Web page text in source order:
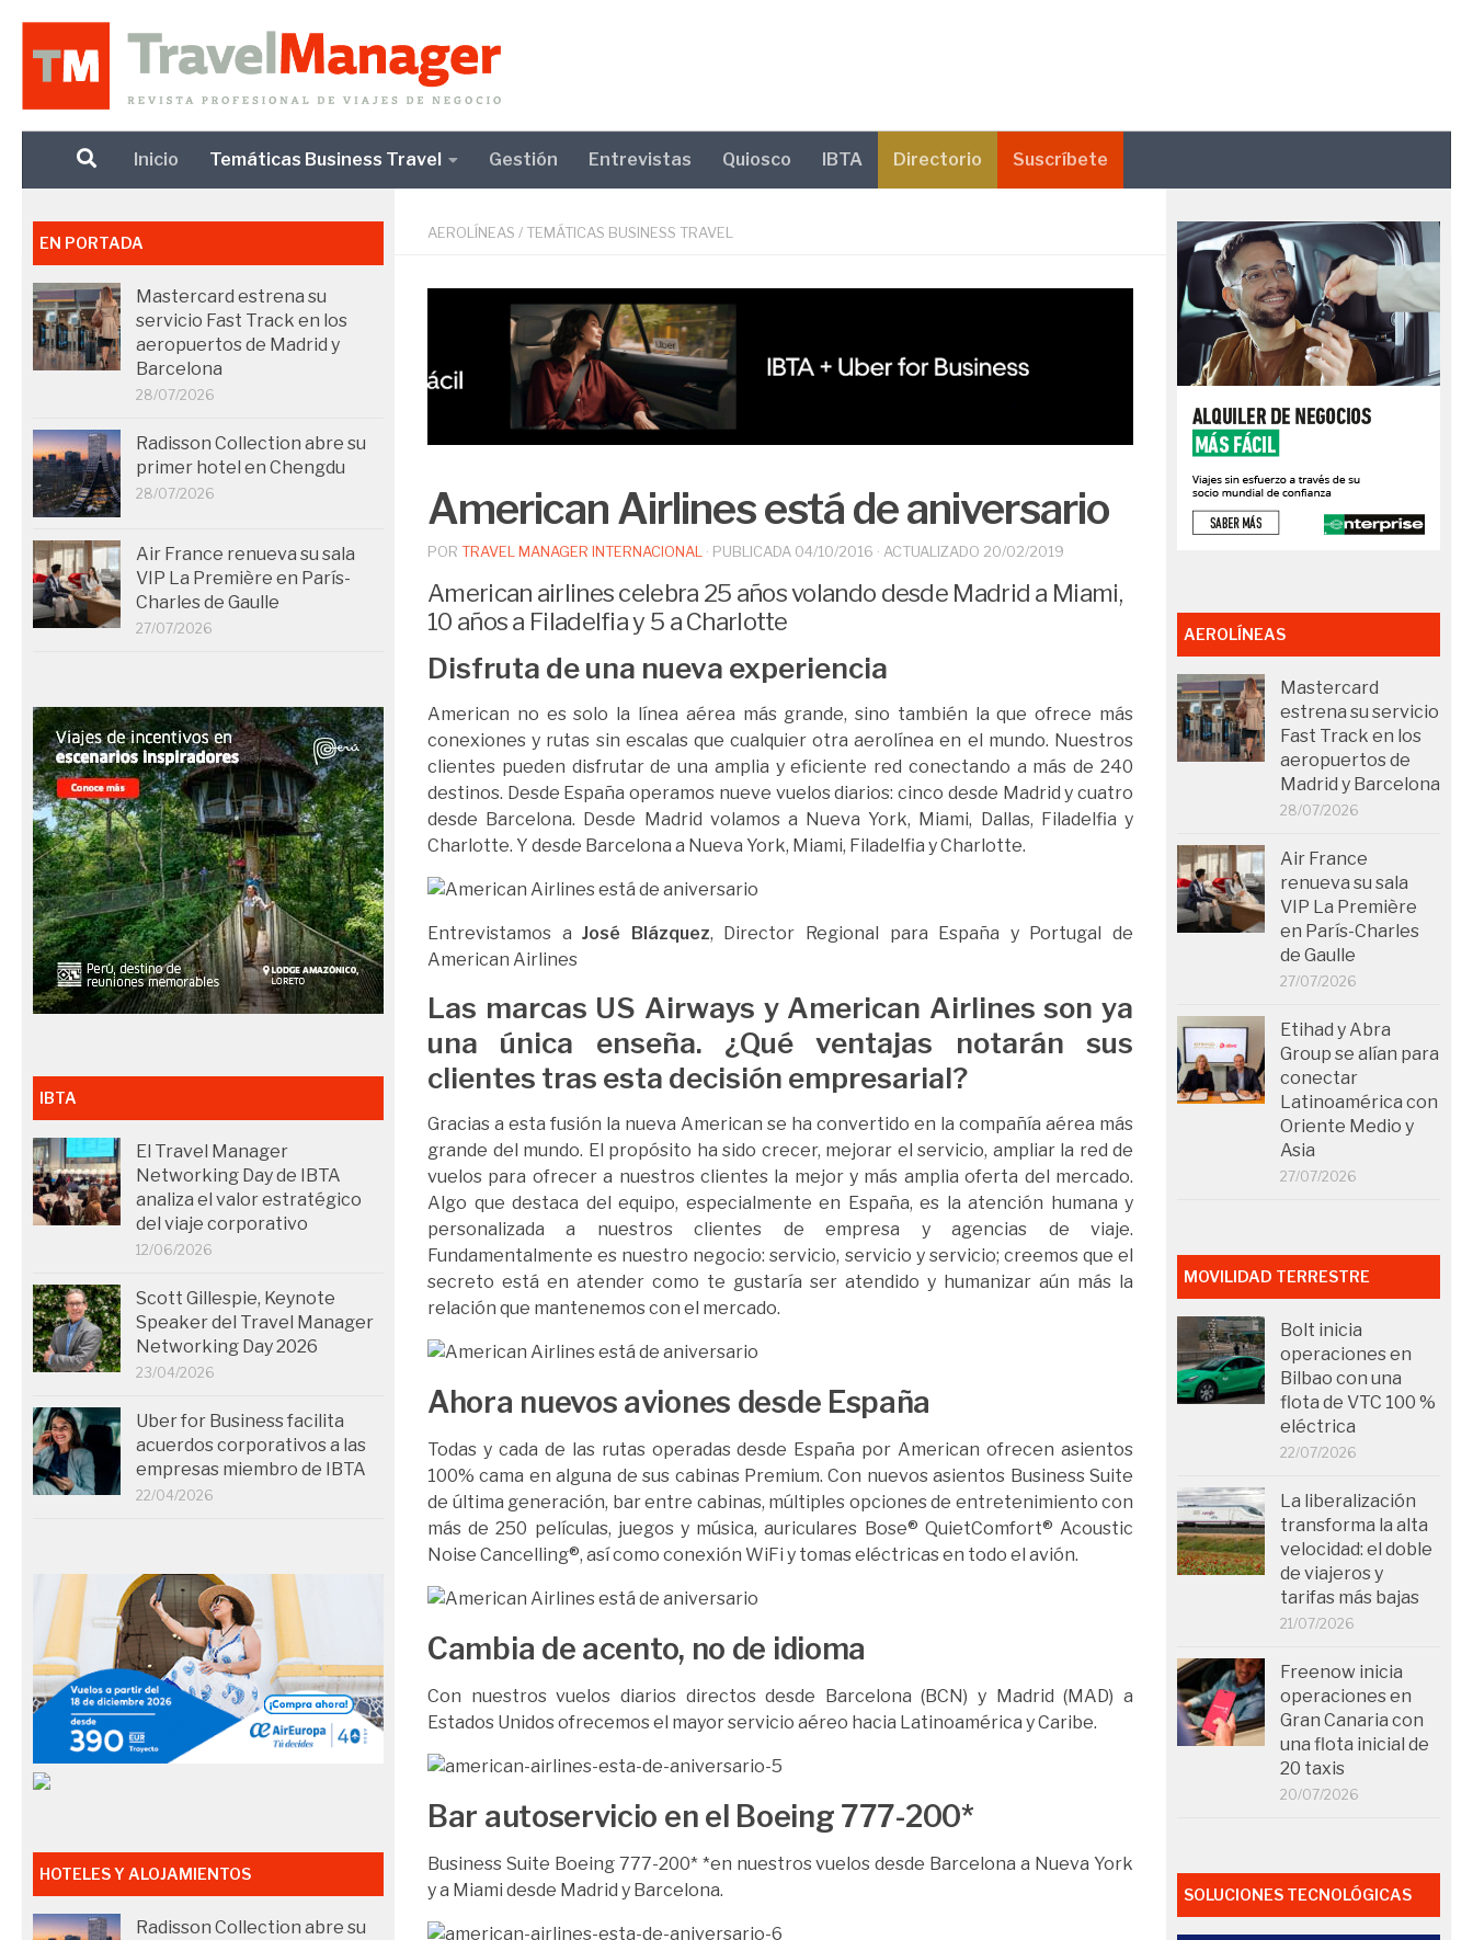
Debajo del contenido
Inicio Temáticas Business Travel Gestión Entrevistas Quiosco IBTA Directorio Suscríbete
AEROLÍNEAS / TEMÁTICAS BUSINESS TRAVEL
American Airlines está de aniversario
POR TRAVEL MANAGER INTERNACIONAL · PUBLICADA 04/10/2016 · ACTUALIZADO 20/02/2019
American airlines celebra 25 años volando desde Madrid a Miami,
10 años a Filadelfia y 5 a Charlotte
Disfruta de una nueva experiencia
American no es solo la línea aérea más grande, sino también la que ofrece más
conexiones y rutas sin escalas que cualquier otra aerolínea en el mundo. Nuestros
clientes pueden disfrutar de una amplia y eficiente red conectando a más de 240
destinos. Desde España operamos nueve vuelos diarios: cinco desde Madrid y cuatro
desde Barcelona. Desde Madrid volamos a Nueva York, Miami, Dallas, Filadelfia y
Charlotte. Y desde Barcelona a Nueva York, Miami, Filadelfia y Charlotte.
Entrevistamos a José Blázquez, Director Regional para España y Portugal de
American Airlines
Las marcas US Airways y American Airlines son ya
una única enseña. ¿Qué ventajas notarán sus
clientes tras esta decisión empresarial?
Gracias a esta fusión la nueva American se ha convertido en la compañía aérea más
grande del mundo. El propósito ha sido crecer, mejorar el servicio, ampliar la red de
vuelos para ofrecer a nuestros clientes la mejor y más amplia oferta del mercado.
Algo que destaca del equipo, especialmente en España, es la atención humana y
personalizada a nuestros clientes de empresa y agencias de viaje.
Fundamentalmente es nuestro negocio: servicio, servicio y servicio; creemos que el
secreto está en atender como te gustaría ser atendido y humanizar aún más la
relación que mantenemos con el mercado.
Ahora nuevos aviones desde España
Todas y cada de las rutas operadas desde España por American ofrecen asientos
100% cama en alguna de sus cabinas Premium. Con nuevos asientos Business Suite
de última generación, bar entre cabinas, múltiples opciones de entretenimiento con
más de 250 películas, juegos y música, auriculares Bose® QuietComfort® Acoustic
Noise Cancelling®, así como conexión WiFi y tomas eléctricas en todo el avión.
Cambia de acento, no de idioma
Con nuestros vuelos diarios directos desde Barcelona (BCN) y Madrid (MAD) a
Estados Unidos ofrecemos el mayor servicio aéreo hacia Latinoamérica y Caribe.
Bar autoservicio en el Boeing 777-200*
Business Suite Boeing 777-200* *en nuestros vuelos desde Barcelona a Nueva York
y a Miami desde Madrid y Barcelona.
EN PORTADA
Mastercard estrena su
servicio Fast Track en los
aeropuertos de Madrid y
Barcelona
28/07/2026
Radisson Collection abre su
primer hotel en Chengdu
28/07/2026
Air France renueva su sala
VIP La Première en París-
Charles de Gaulle
27/07/2026
IBTA
El Travel Manager
Networking Day de IBTA
analiza el valor estratégico
del viaje corporativo
12/06/2026
Scott Gillespie, Keynote
Speaker del Travel Manager
Networking Day 2026
23/04/2026
Uber for Business facilita
acuerdos corporativos a las
empresas miembro de IBTA
22/04/2026
HOTELES Y ALOJAMIENTOS
Radisson Collection abre su
AEROLÍNEAS
Mastercard
estrena su servicio
Fast Track en los
aeropuertos de
Madrid y Barcelona
28/07/2026
Air France
renueva su sala
VIP La Première
en París-Charles
de Gaulle
27/07/2026
Etihad y Abra
Group se alían para
conectar
Latinoamérica con
Oriente Medio y
Asia
27/07/2026
MOVILIDAD TERRESTRE
Bolt inicia
operaciones en
Bilbao con una
flota de VTC 100 %
eléctrica
22/07/2026
La liberalización
transforma la alta
velocidad: el doble
de viajeros y
tarifas más bajas
21/07/2026
Freenow inicia
operaciones en
Gran Canaria con
una flota inicial de
20 taxis
20/07/2026
SOLUCIONES TECNOLÓGICAS